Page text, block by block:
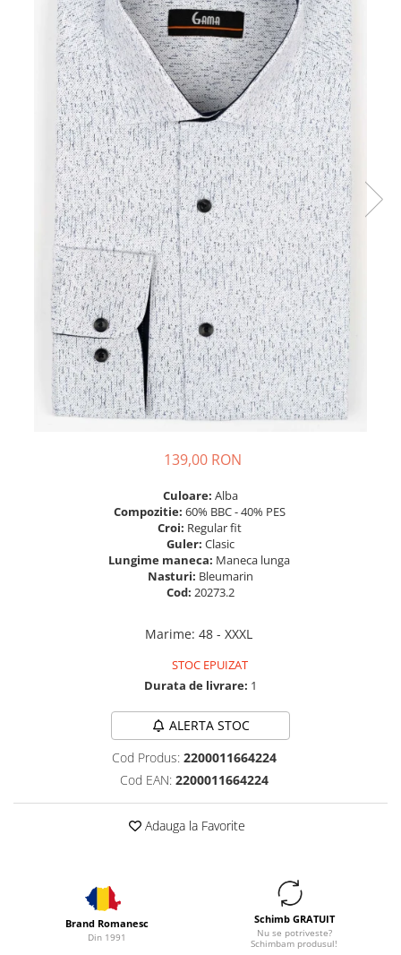
139,00 RON
Culoare: Alba
Compozitie: 60% BBC - 40% PES
Croi: Regular fit
Guler: Clasic
Lungime maneca: Maneca lunga
Nasturi: Bleumarin
Cod: 20273.2
Marime: 48 - XXXL
STOC EPUIZAT
Durata de livrare: 1
ALERTA STOC
Cod Produs: 2200011664224
Cod EAN: 2200011664224
Adauga la Favorite
Brand Romanesc
Din 1991
Schimb GRATUIT
Nu se potriveste?
Schimbam produsul!